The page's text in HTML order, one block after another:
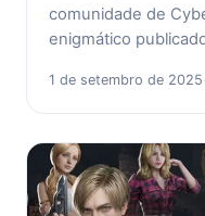
comunidade de
enigmático
1 de setembro de 2025